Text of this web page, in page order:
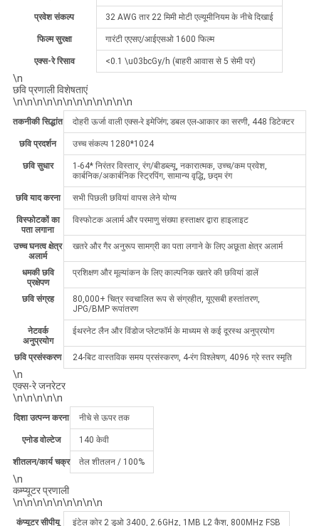
प्रवेश संकल्प 32 AWG तार 22 मिमी मोटी एल्यूमीनियम के नीचे दिखाई
फिल्म सुरक्षा गारंटी एएसए/आईएसओ 1600 फिल्म
एक्स-रे रिसाव <0.1 \u03bcGy/h (बाहरी आवास से 5 सेमी पर)
\n
छवि प्रणाली विशेषताएं
\n\n\n\n\n\n\n\n\n\n\n\n
तकनीकी सिद्धांत दोहरी ऊर्जा वाली एक्स-रे इमेजिंग; डबल एल-आकार का सरणी, 448 डिटेक्टर
छवि प्रदर्शन उच्च संकल्प 1280*1024
छवि सुधार
1-64* निरंतर विस्तार, रंग/बीडब्ल्यू, नकारात्मक, उच्च/कम प्रवेश,
कार्बनिक/अकार्बनिक स्ट्रिपिंग, सामान्य वृद्धि, छद्म रंग
छवि याद करना सभी पिछली छवियां वापस लेने योग्य
विस्फोटकों का
पता लगाना
विस्फोटक अलार्म और परमाणु संख्या हस्ताक्षर द्वारा हाइलाइट
उच्च घनत्व क्षेत्र
अलार्म
खतरे और गैर अनुरूप सामग्री का पता लगाने के लिए अछूता क्षेत्र अलार्म
धमकी छवि
प्रक्षेपण
प्रशिक्षण और मूल्यांकन के लिए काल्पनिक खतरे की छवियां डालें
छवि संग्रह
80,000+ चित्र स्वचालित रूप से संग्रहीत, यूएसबी हस्तांतरण,
JPG/BMP रूपांतरण
नेटवर्क
अनुप्रयोग
ईथरनेट लैन और विंडोज प्लेटफॉर्म के माध्यम से कई दूरस्थ अनुप्रयोग
छवि प्रसंस्करण 24-बिट वास्तविक समय प्रसंस्करण, 4-रंग विश्लेषण, 4096 ग्रे स्तर स्मृति
\n
एक्स-रे जनरेटर
\n\n\n\n\n
दिशा उत्पन्न करना नीचे से ऊपर तक
एनोड वोल्टेज 140 केवी
शीतलन/कार्य चक्र तेल शीतलन / 100%
\n
कम्प्यूटर प्रणाली
\n\n\n\n\n\n\n\n\n
कंप्यूटर सीपीयू इंटेल कोर 2 डुओ 3400, 2.6GHz, 1MB L2 कैश, 800MHz FSB